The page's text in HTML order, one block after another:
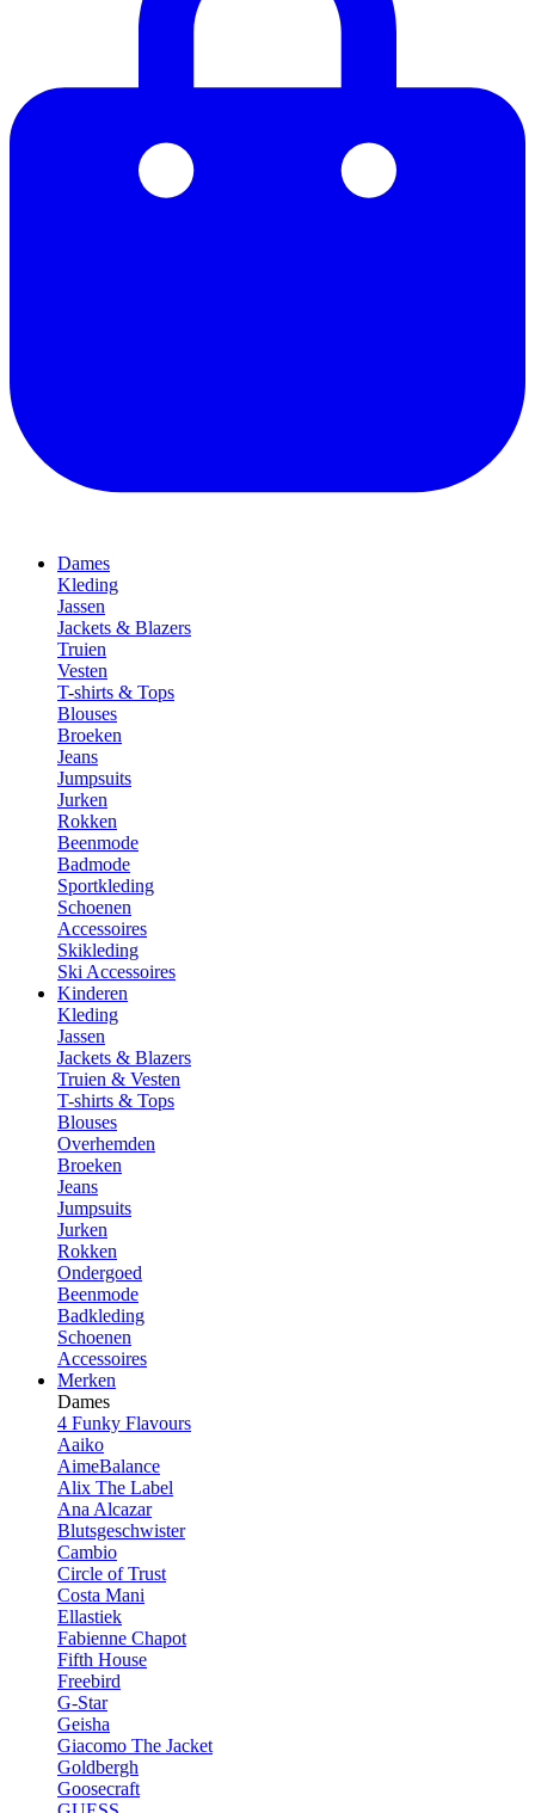
Dames
Kleding
Jassen
Jackets & Blazers
Truien
Vesten
T-shirts & Tops
Blouses
Broeken
Jeans
Jumpsuits
Jurken
Rokken
Beenmode
Badmode
Sportkleding
Schoenen
Accessoires
Skikleding
Ski Accessoires
Kinderen
Kleding
Jassen
Jackets & Blazers
Truien & Vesten
T-shirts & Tops
Blouses
Overhemden
Broeken
Jeans
Jumpsuits
Jurken
Rokken
Ondergoed
Beenmode
Badkleding
Schoenen
Accessoires
Merken
Dames
4 Funky Flavours
Aaiko
AimeBalance
Alix The Label
Ana Alcazar
Blutsgeschwister
Cambio
Circle of Trust
Costa Mani
Ellastiek
Fabienne Chapot
Fifth House
Freebird
G-Star
Geisha
Giacomo The Jacket
Goldbergh
Goosecraft